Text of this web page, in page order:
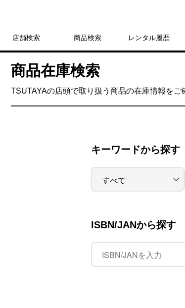
店舗検索 商品検索 レンタル履歴
商品在庫検索
TSUTAYAの店頭で取り扱う商品の在庫情報をご
キーワードから探す
ISBN/JANから探す